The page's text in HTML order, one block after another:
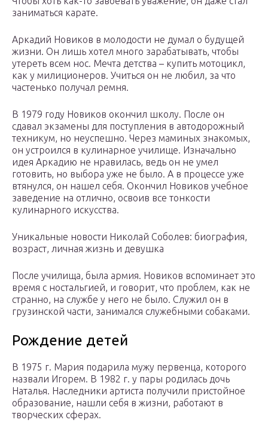
заниматься карате.
Аркадий Новиков в молодости не думал о будущей
жизни. Он лишь хотел много зарабатывать, чтобы
утереть всем нос. Мечта детства – купить мотоцикл,
как у милиционеров. Учиться он не любил, за что
частенько получал ремня.
В 1979 году Новиков окончил школу. После он
сдавал экзамены для поступления в автодорожный
техникум, но неуспешно. Через маминых знакомых,
он устроился в кулинарное училище. Изначально
идея Аркадию не нравилась, ведь он не умел
готовить, но выбора уже не было. А в процессе уже
втянулся, он нашел себя. Окончил Новиков учебное
заведение на отлично, освоив все тонкости
кулинарного искусства.
Уникальные новости Николай Соболев: биография,
возраст, личная жизнь и девушка
После училища, была армия. Новиков вспоминает это
время с ностальгией, и говорит, что проблем, как не
странно, на службе у него не было. Служил он в
грузинской части, занимался служебными собаками.
Рождение детей
В 1975 г. Мария подарила мужу первенца, которого
назвали Игорем. В 1982 г. у пары родилась дочь
Наталья. Наследники артиста получили пристойное
образование, нашли себя в жизни, работают в
творческих сферах.